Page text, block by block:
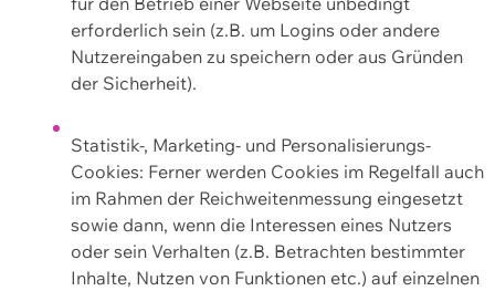
erforderlich sein (z.B. um Logins oder andere
Nutzereingaben zu speichern oder aus Gründen
der Sicherheit).
Statistik-, Marketing- und Personalisierungs-
Cookies: Ferner werden Cookies im Regelfall auch
im Rahmen der Reichweitenmessung eingesetzt
sowie dann, wenn die Interessen eines Nutzers
oder sein Verhalten (z.B. Betrachten bestimmter
Inhalte, Nutzen von Funktionen etc.) auf einzelnen